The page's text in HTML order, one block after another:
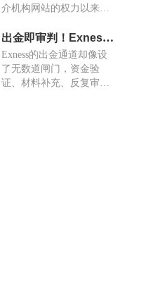
介机构网站的权力以来，
1799个。其中，233 个与
加密资产相关活动有关。
出金即审判！Exness“无限期审核”正把大批用户逼向崩溃
Exness的出金通道却像设
了无数道闸门，资金验
证、材料补充、反复审